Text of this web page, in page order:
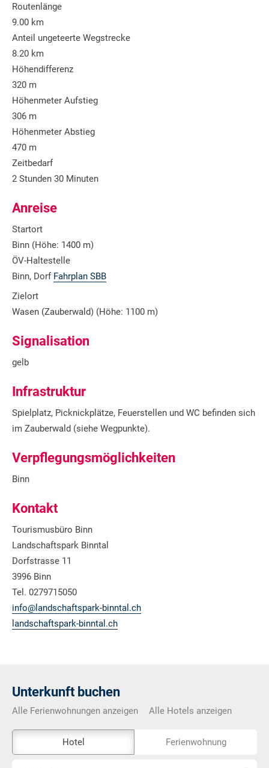
Routenlänge
9.00 km
Anteil ungeteerte Wegstrecke
8.20 km
Höhendifferenz
320 m
Höhenmeter Aufstieg
306 m
Höhenmeter Abstieg
470 m
Zeitbedarf
2 Stunden 30 Minuten
Anreise
Startort
Binn (Höhe: 1400 m)
ÖV-Haltestelle
Binn, Dorf Fahrplan SBB
Zielort
Wasen (Zauberwald) (Höhe: 1100 m)
Signalisation
gelb
Infrastruktur
Spielplatz, Picknickplätze, Feuerstellen und WC befinden sich
im Zauberwald (siehe Wegpunkte).
Verpflegungsmöglichkeiten
Binn
Kontakt
Tourismusbüro Binn
Landschaftspark Binntal
Dorfstrasse 11
3996 Binn
Tel. 0279715050
info@landschaftspark-binntal.ch
landschaftspark-binntal.ch
Unterkunft buchen
Alle Ferienwohnungen anzeigen Alle Hotels anzeigen
Externe-
Hotel Ferienwohnung